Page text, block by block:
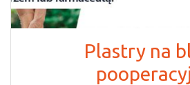
Plastry na